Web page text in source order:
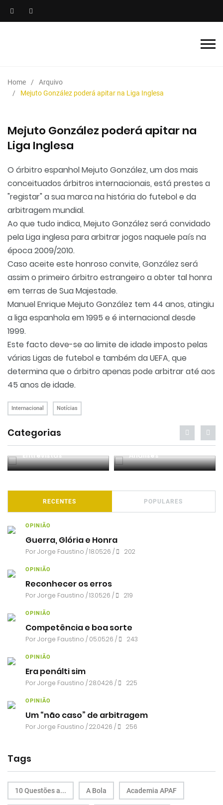
Home
Arquivo
Mejuto González poderá apitar na Liga Inglesa
Mejuto González poderá apitar na
Liga Inglesa
O árbitro espanhol Mejuto González, um dos mais
conceituados árbitros internacionais, está prestes a
"registar" a sua marca na história do futebol e da
arbitragem mundial.
Ao que tudo indica, Mejuto González será convidado
pela Liga inglesa para arbitrar jogos naquele país na
época 2009/2010.
Caso aceite este honroso convite, González será
assim o primeiro árbitro estrangeiro a obter tal honra
em terras de Sua Majestade.
Manuel Enrique Mejuto González tem 44 anos, atingiu
a liga espanhola em 1995 e é internacional desde
1999.
Este facto deve-se ao limite de idade imposto pelas
várias Ligas de futebol e também da UEFA, que
determina que o árbitro apenas pode arbitrar até aos
45 anos de idade.
Internacional Notícias
Categorias
Entrevistas Análises
RECENTES POPULARES
OPINIÃO
Guerra, Glória e Honra
PorJorge Faustino / 18.05.26 / 202
OPINIÃO
Reconhecer os erros
PorJorge Faustino / 13.05.26 / 219
OPINIÃO
Competência e boa sorte
PorJorge Faustino / 05.05.26 / 243
OPINIÃO
Era penálti sim
PorJorge Faustino / 28.04.26 / 225
OPINIÃO
Um “não caso” de arbitragem
PorJorge Faustino / 22.04.26 / 256
Tags
10 Questões a... A Bola Academia APAF